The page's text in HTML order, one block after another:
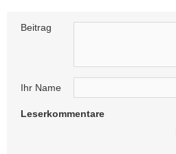
Beitrag
Ihr Name
Leserkommentare